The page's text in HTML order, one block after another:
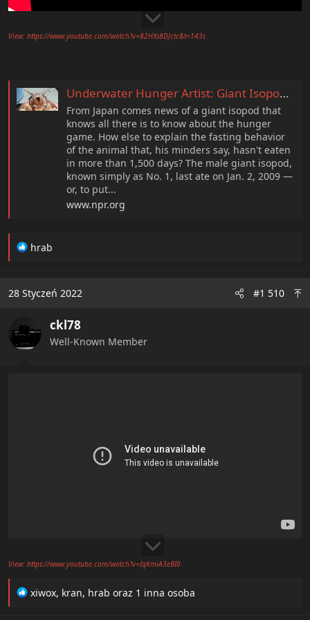
View: https://www.youtube.com/watch?v=82HXs8DJctc&t=143s
Underwater Hunger Artist: Giant Isopod Fasts For 4 Years
From Japan comes news of a giant isopod that
knows all there is to know about the hunger
game. How else to explain the fasting behavior
of the animal that, his minders say, hasn't eaten
in more than 1,500 days? The male giant isopod,
known simply as No. 1, last ate on Jan. 2, 2009 —
or, to put...
www.npr.org
R
t
o
s
hrab
28 Styczeń 2022 #1 510
ckl78
Well-Known Member
View: https://www.youtube.com/watch?v=IqKmiA3eBI0
R
xiwox, kran, hrab oraz 1 inna osoba